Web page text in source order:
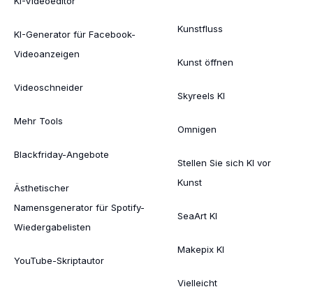
KI-Generator für Facebook-
Videoanzeigen
Videoschneider
Mehr Tools
Blackfriday-Angebote
Ästhetischer
Namensgenerator für Spotify-
Wiedergabelisten
YouTube-Skriptautor
Kunstfluss
Kunst öffnen
Skyreels KI
Omnigen
Stellen Sie sich KI vor
Kunst
SeaArt KI
Makepix KI
Vielleicht